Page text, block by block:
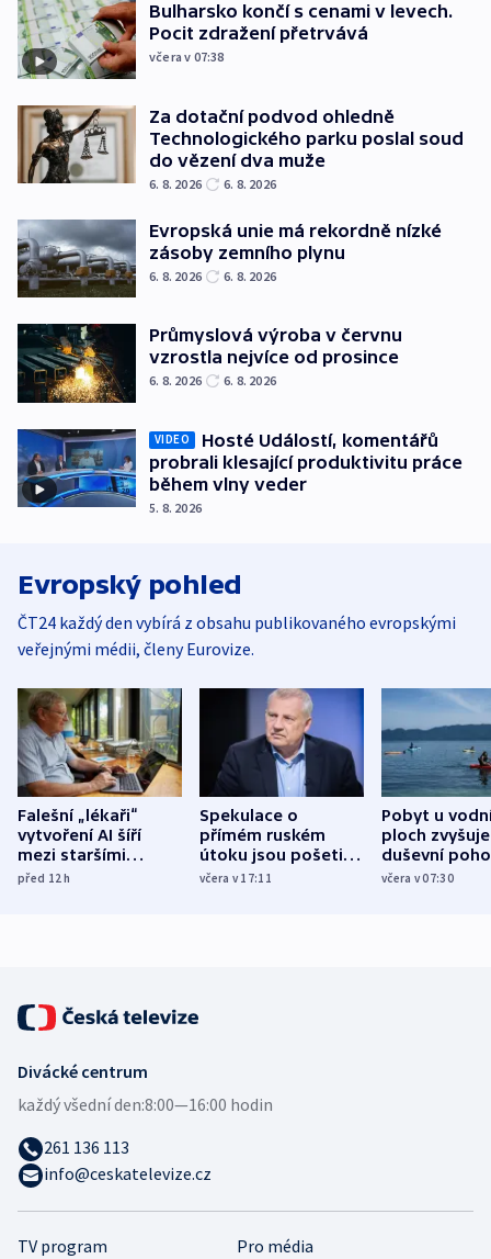
Bulharsko končí s cenami v levech.
Pocit zdražení přetrvává
včera v 07:38
Za dotační podvod ohledně
Technologického parku poslal soud
do vězení dva muže
6. 8. 2026 6. 8. 2026
Evropská unie má rekordně nízké
zásoby zemního plynu
6. 8. 2026 6. 8. 2026
Průmyslová výroba v červnu
vzrostla nejvíce od prosince
6. 8. 2026 6. 8. 2026
VIDEO
Hosté Událostí, komentářů
probrali klesající produktivitu práce
během vlny veder
5. 8. 2026
Evropský pohled
ČT24 každý den vybírá z obsahu publikovaného evropskými
veřejnými médii, členy Eurovize.
Falešní „lékaři“
vytvoření AI šíří
mezi staršími
Poláky nebezpečné
před 12h
Spekulace o
přímém ruském
útoku jsou pošetilé,
míní estonský
včera v 17:11
Pobyt u
ploch zvyšuje
duševní
ukázala
včera v 07:30
TV program
Pro média
Divácké centrum
každý všední den:8:00—16:00 hodin
261 136 113
info@ceskatelevize.cz